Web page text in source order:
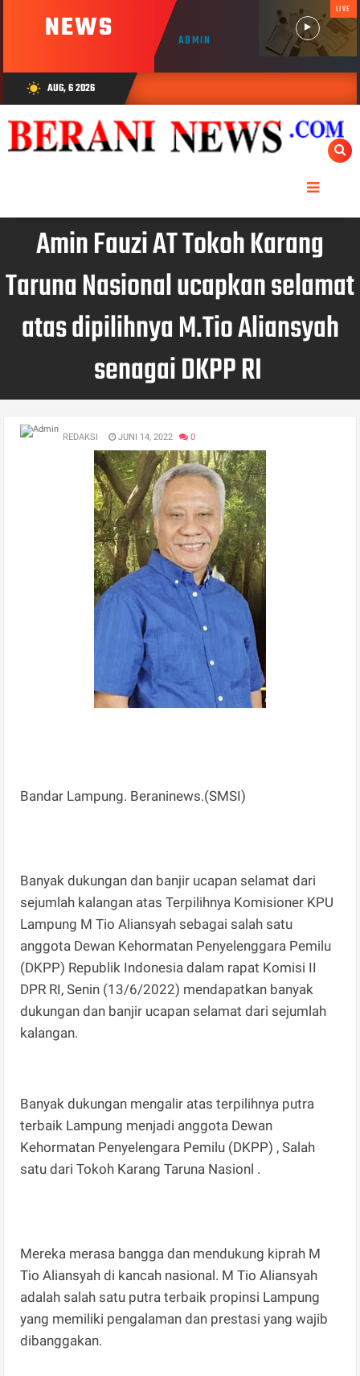
NEWS ADMIN
LIVE
wb_sunny AUG, 6 2026
Amin Fauzi AT Tokoh Karang
Taruna Nasional ucapkan selamat
atas dipilihnya M.Tio Aliansyah
senagai DKPP RI
REDAKSI JUNI 14, 2022 0
Bandar Lampung. Beraninews.(SMSI)
Banyak dukungan dan banjir ucapan selamat dari
sejumlah kalangan atas Terpilihnya Komisioner KPU
Lampung M Tio Aliansyah sebagai salah satu
anggota Dewan Kehormatan Penyelenggara Pemilu
(DKPP) Republik Indonesia dalam rapat Komisi II
DPR RI, Senin (13/6/2022) mendapatkan banyak
dukungan dan banjir ucapan selamat dari sejumlah
kalangan.
Banyak dukungan mengalir atas terpilihnya putra
terbaik Lampung menjadi anggota Dewan
Kehormatan Penyelengara Pemilu (DKPP) , Salah
satu dari Tokoh Karang Taruna Nasionl .
Mereka merasa bangga dan mendukung kiprah M
Tio Aliansyah di kancah nasional. M Tio Aliansyah
adalah salah satu putra terbaik propinsi Lampung
yang memiliki pengalaman dan prestasi yang wajib
dibanggakan.